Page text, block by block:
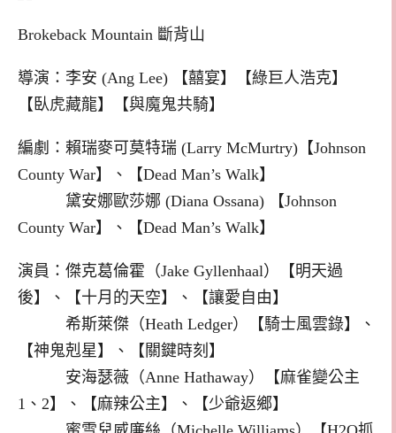
Brokeback Mountain 斷背山
導演：李安 (Ang Lee) 【囍宴】【綠巨人浩克】
【臥虎藏龍】【與魔鬼共騎】
編劇：賴瑞麥可莫特瑞 (Larry McMurtry)【Johnson
County War】、【Dead Man’s Walk】
黛安娜歐莎娜 (Diana Ossana) 【Johnson
County War】、【Dead Man’s Walk】
演員：傑克葛倫霍（Jake Gyllenhaal）【明天過
後】、【十月的天空】、【讓愛自由】
希斯萊傑（Heath Ledger）【騎士風雲錄】、
【神鬼剋星】、【關鍵時刻】
安海瑟薇（Anne Hathaway）【麻雀變公主
1、2】、【麻辣公主】、【少爺返鄉】